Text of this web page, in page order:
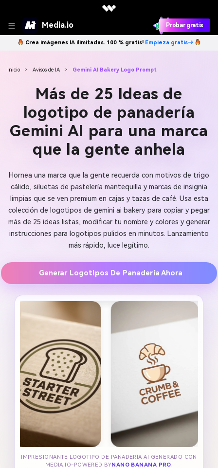
Media.io Probar gratis
Crea imágenes IA ilimitadas. 100 % gratis! Empieza gratis→
Inicio > Avisos de IA > Gemini AI Bakery Logo Prompt
Más de 25 Ideas de
logotipo de panadería
Gemini AI para una marca
que la gente anhela
Hornea una marca que la gente recuerda con motivos de trigo
cálido, siluetas de pastelería mantequilla y marcas de insignia
limpias que se ven premium en cajas y tazas de café. Usa esta
colección de logotipos de gemini ai bakery para copiar y pegar
más de 25 ideas listas, modificar tu nombre y colores y generar
instrucciones para logotipos pulidos en minutos. Lanzamiento
más rápido, luce legítimo.
Generar Logotipos De Panadería Ahora
IMPRESIONANTE LOGOTIPO DE PANADERÍA AI GENERADO CON
MEDIA.IO-POWERED BYNANO BANANA PRO.